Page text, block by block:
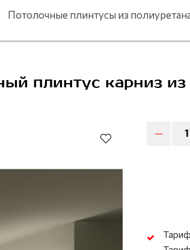
Потолочные плинтусы из
плинтус карниз из